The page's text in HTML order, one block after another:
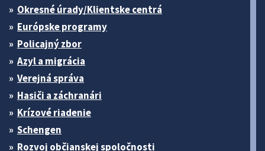
Okresné úrady/Klientske centrá
Európske programy
Policajný zbor
Azyl a migrácia
Verejná správa
Hasiči a záchranári
Krízové riadenie
Schengen
Rozvoj občianskej spoločnosti